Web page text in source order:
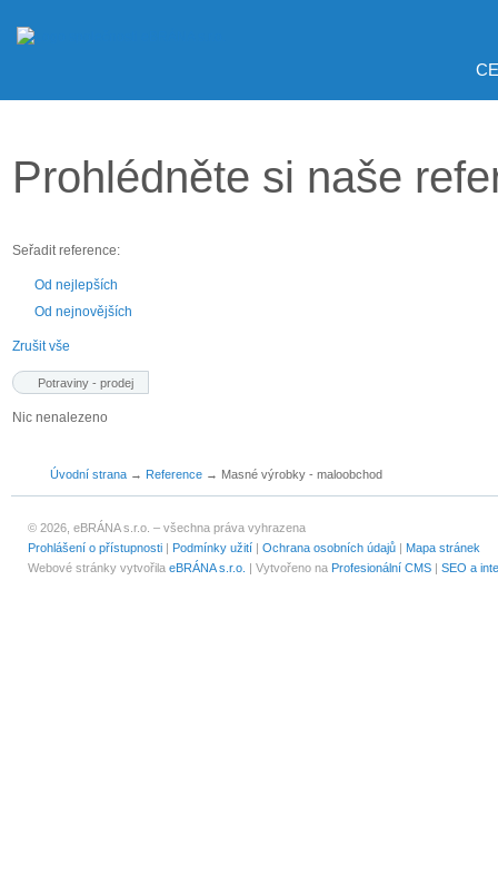
Prohlédněte si naše
Seřadit reference:
Od nejlepších
Od nejnovějších
Zrušit vše
Potraviny - prodej
Nic nenalezeno
Úvodní strana → Reference → Masné výrobky - maloobchod
© 2026, eBRÁNA s.r.o. – všechna práva vyhrazena
Prohlášení o přístupnosti | Podmínky užití | Ochrana osobních údajů | Mapa stránek
Webové stránky vytvořila eBRÁNA s.r.o. | Vytvořeno na Profesionální CMS | SEO a